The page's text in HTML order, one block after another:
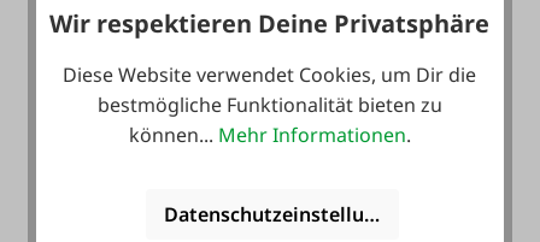
390,00 €*
#FA114222
Wir respektieren Deine Privatsphäre
Diese Website verwendet Cookies, um Dir die
bestmögliche Funktionalität bieten zu
können... Mehr Informationen.
Datenschutzeinstellungen